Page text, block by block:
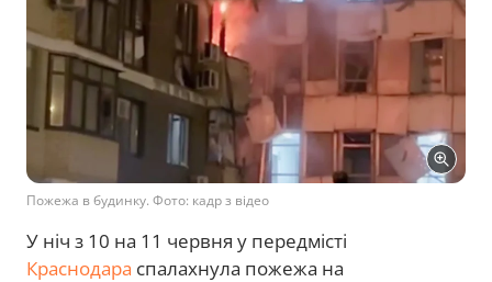
Пожежа в будинку. Фото: кадр з відео
У ніч з 10 на 11 червня у передмісті
Краснодара спалахнула пожежа на